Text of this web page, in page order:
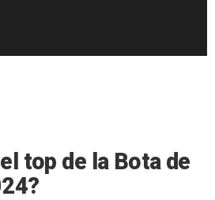
top de la Bota de